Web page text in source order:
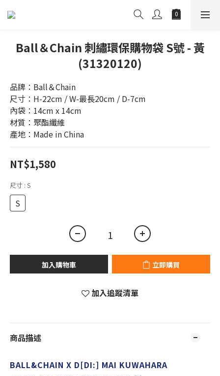
Ball＆Chain 刺繡環保購物袋 S號 - 黃
(31320120)
品牌：Ball＆Chain
尺寸：H-22cm / W-最長20cm / D-7cm
內袋：14cm x 14cm
材質：聚酯纖維
產地：Made in China
NT$1,580
尺寸 : S
S
加入購物車 立即購買
加入追蹤清單
商品描述
BALL&CHAIN X D[DI:] MAI KUWAHARA